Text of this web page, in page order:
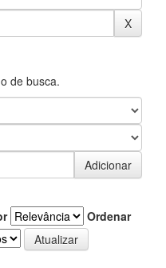
de busca.
Ordenar